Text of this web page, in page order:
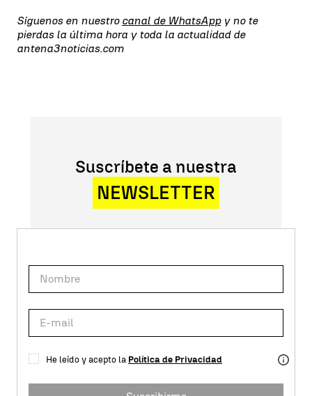
Síguenos en nuestro canal de WhatsAppy no te
pierdas la última hora y toda la actualidad de
antena3noticias.com
Suscríbete a nuestra
NEWSLETTER
He leído y acepto la Política de Privacidad